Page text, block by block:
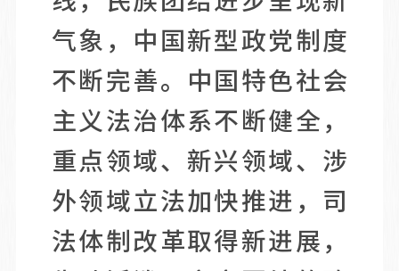
气象，中国新型政党制度
不断完善。中国特色社会
主义法治体系不断健全，
重点领域、新兴领域、涉
外领域立法加快推进，司
法体制改革取得新进展，